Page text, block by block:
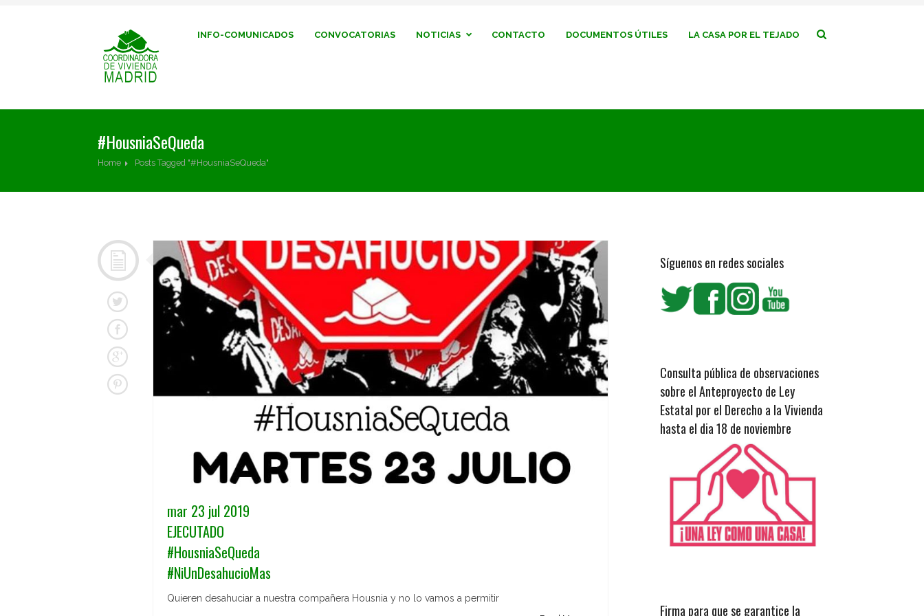
INFO-COMUNICADOS CONVOCATORIAS NOTICIAS CONTACTO DOCUMENTOS ÚTILES LA CASA POR EL TEJADO
#HousniaSeQueda
Home Posts Tagged "#HousniaSeQueda"
mar 23 jul 2019
EJECUTADO
#HousniaSeQueda
#NiUnDesahucioMas
Quieren desahuciar a nuestra compañera Housnia y no lo vamos a permitir
Síguenos en redes sociales
Consulta pública de observaciones
sobre el Anteproyecto de Ley
Estatal por el Derecho a la Vivienda
hasta el dia 18 de noviembre
Firma para que se garantice la